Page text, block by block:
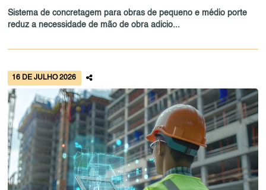
Sistema de concretagem para obras de pequeno e médio porte
reduz a necessidade de mão de obra adicio...
16 DE JULHO 2026